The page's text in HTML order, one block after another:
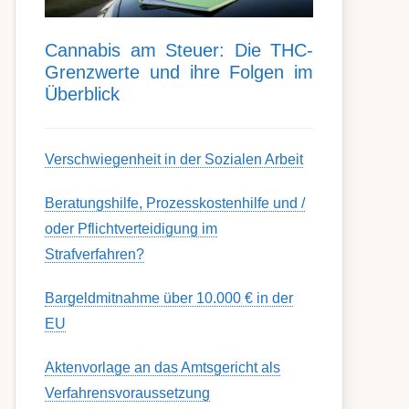
Can­nabis am Steu­er: Die THC-
Grenz­werte und ihre Folgen im
Über­blick
Ver­schwieg­en­heit in der Soz­ial­en Ar­beit
Berat­ungs­hil­fe, Pro­zess­kost­en­hilfe und /
oder Pflicht­ver­teidig­ung im
Strafverfahren?
Bargeldmitnahme über 10.000 € in der
EU
Aktenvorlage an das Amtsgericht als
Verfahrensvoraussetzung